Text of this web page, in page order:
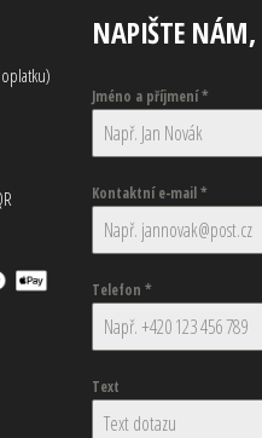
NAPIŠTE NÁM,
Jméno a příjmení*
Kontaktní e-mail*
Telefon *
Text